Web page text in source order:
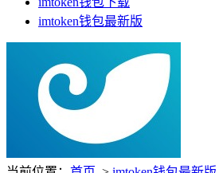
imtoken钱包最新版